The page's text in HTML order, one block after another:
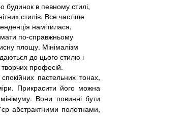
будинок в певному стилі,
стилів. Все частіше
намітилася,
по-справжньому
площу. Мінімалізм
до цього стилю і
професій.
пастельних тонах,
Прикрасити його можна
Вони повинні бути
абстрактними полотнами,